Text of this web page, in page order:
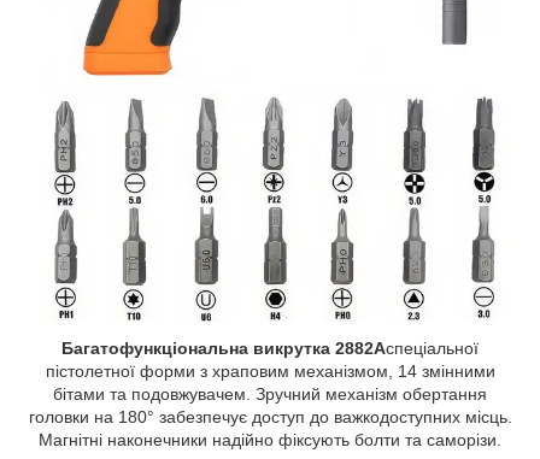
Багатофункціональна викрутка 2882Aспеціальної
пістолетної форми з храповим механізмом, 14 змінними
бітами та подовжувачем. Зручний механізм обертання
головки на 180° забезпечує доступ до важкодоступних місць.
Магнітні наконечники надійно фіксують болти та саморізи.